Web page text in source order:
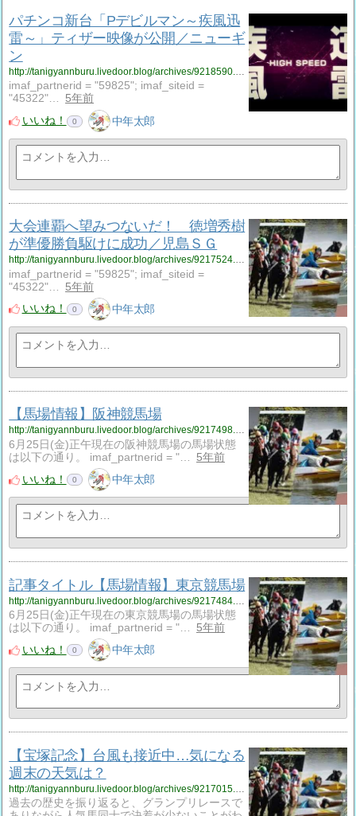
パチンコ新台「Pデビルマン～疾風迅
雷～」ティザー映像が公開／ニューギ
ン
http://tanigyannburu.livedoor.blog/archives/9218590.html
imaf_partnerid = "59825"; imaf_siteid =
"45322"…
5年前
いいね！
0 中年太郎
大会連覇へ望みつないだ！ 徳増秀樹
が準優勝負駆けに成功／児島ＳＧ
http://tanigyannburu.livedoor.blog/archives/9217524.html
imaf_partnerid = "59825"; imaf_siteid =
"45322"…
5年前
いいね！
0 中年太郎
【馬場情報】阪神競馬場
http://tanigyannburu.livedoor.blog/archives/9217498.html
6月25日(金)正午現在の阪神競馬場の馬場状態
は以下の通り。 imaf_partnerid = "…
5年前
いいね！
0 中年太郎
記事タイトル【馬場情報】東京競馬場
6月25日(金)正午現在の東京競馬場の馬場状態
は以下の通り。 imaf_partnerid = "…
5年前
いいね！
0 中年太郎
【宝塚記念】台風も接近中…気になる
週末の天気は？
http://tanigyannburu.livedoor.blog/archives/9217015.html
過去の歴史を振り返ると、グランプリレースで